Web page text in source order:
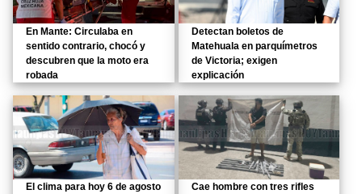
En Mante: Circulaba en
sentido contrario, chocó y
descubren que la moto era
robada
Detectan boletos de
Matehuala en parquímetros
de Victoria; exigen
explicación
El clima para hoy 6 de agosto
Cae hombre con tres rifles